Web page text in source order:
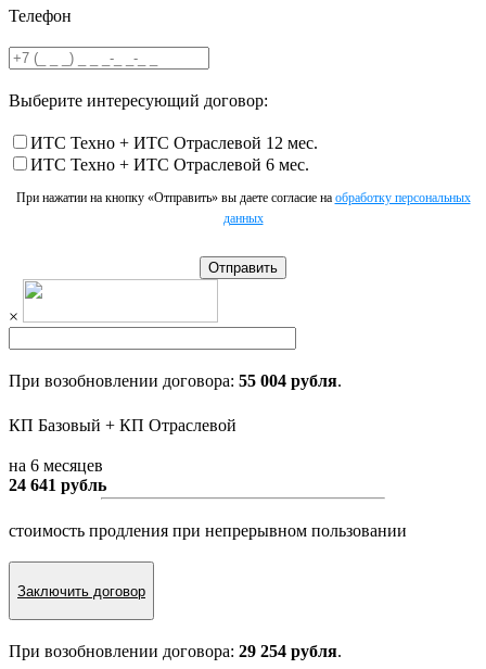
Телефон
Выберите интересующий договор:
ИТС Техно + ИТС Отраслевой 12 мес.
ИТС Техно + ИТС Отраслевой 6 мес.
При нажатии на кнопку «Отправить» вы даете согласие на обработку персональных
данных
Отправить
×
При возобновлении договора: 55 004 рубля.
КП Базовый + КП Отраслевой
на 6 месяцев
24 641 рубль
стоимость продления при непрерывном пользовании
Заключить договор
При возобновлении договора: 29 254 рубля.